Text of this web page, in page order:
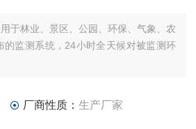
于林业、景区、公园、环保、气象、农
监测系统，24小时全天候对被监测环
厂商性质： 生产厂家